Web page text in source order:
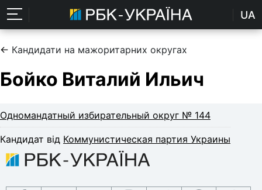
UA
← Кандидати на мажоритарних округах
Бойко Виталий Ильич
Одномандатный избирательный округ № 144
Кандидат від Коммунистическая партия Украины